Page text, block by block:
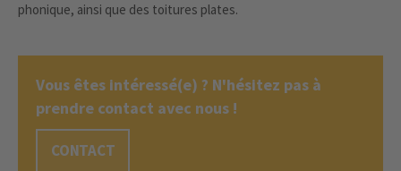
phonique, ainsi que des toitures plates.
Vous êtes intéressé(e) ? N'hésitez pas à
prendre contact avec nous !
CONTACT